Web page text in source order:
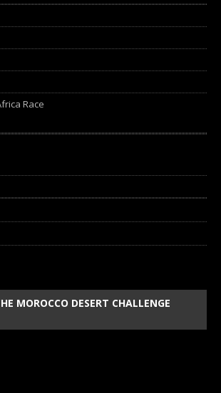
Race
MOROCCO DESERT CHALLENGE